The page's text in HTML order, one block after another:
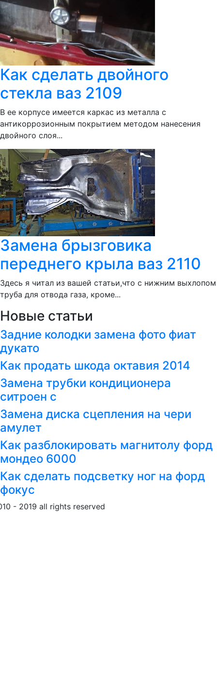
Как сделать двойного
стекла ваз 2109
В ее корпусе имеется каркас из металла с
антикоррозионным покрытием методом нанесения
двойного слоя...
Замена брызговика
переднего крыла ваз 2110
Здесь я читал из вашей статьи,что с нижним выхлопом
труба для отвода газа, кроме...
Новые статьи
Задние колодки замена фото фиат
дукато
Как продать шкода октавия 2014
Замена трубки кондиционера
ситроен с
Замена диска сцепления на чери
амулет
Как разблокировать магнитолу форд
мондео 6000
Как сделать подсветку ног на форд
фокус
- 2019 all rights reserved